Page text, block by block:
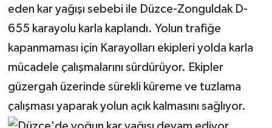
eden kar yağışı sebebi ile Düzce-Zonguldak D-
655 karayolu karla kaplandı. Yolun trafiğe
kapanmaması için Karayolları ekipleri yolda karla
mücadele çalışmalarını sürdürüyor. Ekipler
güzergah üzerinde sürekli küreme ve tuzlama
çalışması yaparak yolun açık kalmasını sağlıyor.